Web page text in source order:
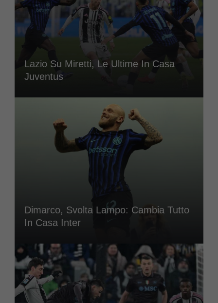
Lazio Su Miretti, Le Ultime In Casa
Juventus
Dimarco, Svolta Lampo: Cambia Tutto
In Casa Inter